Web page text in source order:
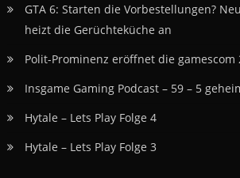
GTA 6: Starten die Vorbestellungen?
heizt die Gerüchteküche an
Polit-Prominenz eröffnet die gamescom
Insgame Gaming Podcast – 59 – 5
Hytale – Lets Play Folge 4
Hytale – Lets Play Folge 3